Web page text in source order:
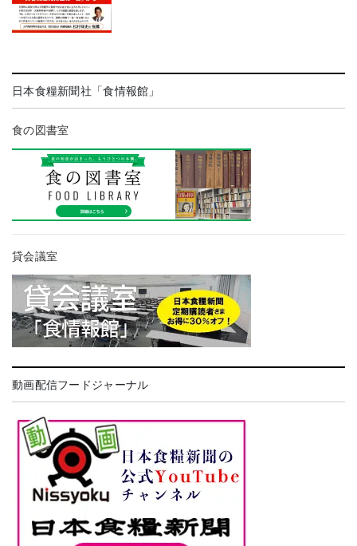
日本食糧新聞社「食情報館」
食の図書室
貸会議室
動画配信フードジャーナル